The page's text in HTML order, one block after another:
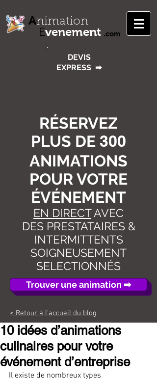
Animation
.com
Evenement
DEVIS
EXPRESS ➡
RÉSERVEZ
PLUS DE 300
ANIMATIONS
POUR VOTRE
ÉVÉNEMENT
EN DIRECTAVEC
DES PRESTATAIRES &
INTERMITTENTS
SOIGNEUSEMENT
SELECTIONNÉS
Trouver une animation ➡
< Retour à l'accueil du blog
10 idées d’animations
culinaires pour votre
événement d’entreprise
Il existe de nombreux types